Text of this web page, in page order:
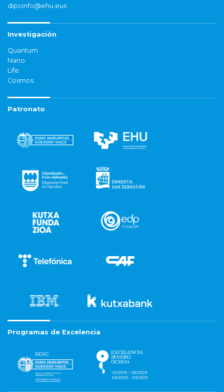
dipcinfo@ehu.eus
Investigación
Quantum
Nano
Life
Cosmos
Patronato
Programas de Excelencia